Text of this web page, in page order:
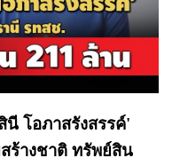
โอภาสรังสรรค์'
ร้างชาติ ทรัพย์สิน